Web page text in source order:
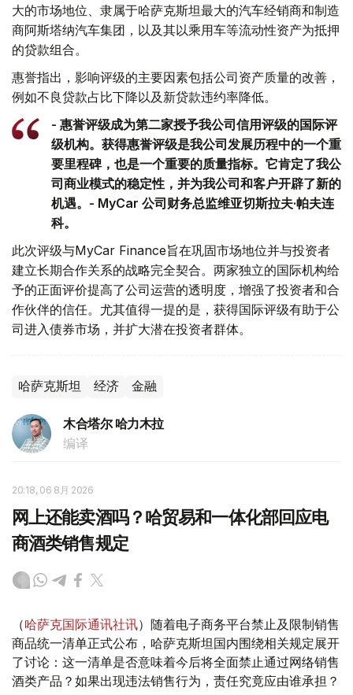
大的市场地位、隶属于哈萨克斯坦最大的汽车经销商和制造
商阿斯塔纳汽车集团，以及其以乘用车等流动性资产为抵押
的贷款组合。
惠誉指出，影响评级的主要因素包括公司资产质量的改善，
例如不良贷款占比下降以及新贷款违约率降低。
- 惠誉评级成为第二家授予我公司信用评级的国际评
级机构。获得惠誉评级是我公司发展历程中的一个重
要里程碑，也是一个重要的质量指标。它肯定了我公
司商业模式的稳定性，并为我公司和客户开辟了新的
机遇。- MyCar 公司财务总监维亚切斯拉夫·帕夫连
科。
此次评级与MyCar Finance旨在巩固市场地位并与投资者
建立长期合作关系的战略完全契合。两家独立的国际机构给
予的正面评价提高了公司运营的透明度，增强了投资者和合
作伙伴的信任。尤其值得一提的是，获得国际评级有助于公
司进入债券市场，并扩大潜在投资者群体。
哈萨克斯坦 经济 金融
木合塔尔 哈力木拉
编译
20:18, 06 8月 2026
网上还能卖酒吗？哈贸易和一体化部回应电
商酒类销售规定
（哈萨克国际通讯社讯）随着电子商务平台禁止及限制销售
商品统一清单正式公布，哈萨克斯坦国内围绕相关规定展开
了讨论：这一清单是否意味着今后将全面禁止通过网络销售
酒类产品？如果出现违法销售行为，责任究竟应由谁承担？